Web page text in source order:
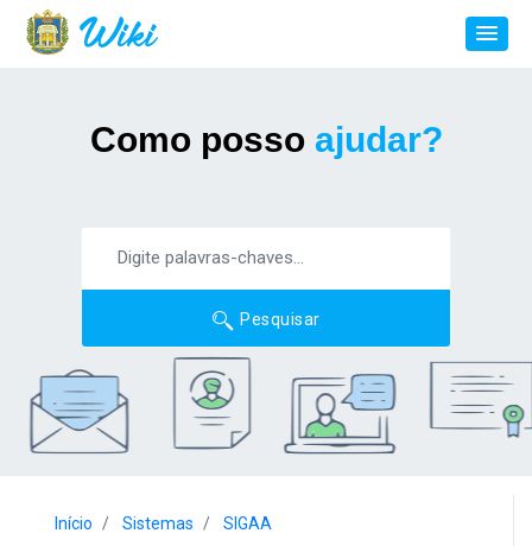
Como posso ajudar?
Pesquisar
Início Sistemas SIGAA